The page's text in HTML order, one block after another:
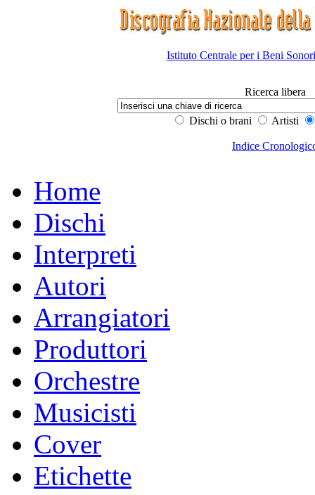
Istituto Centrale per i Beni
Ricerca libera
Dischi o brani Artisti
Indice
Home
Dischi
Interpreti
Autori
Arrangiatori
Produttori
Orchestre
Musicisti
Cover
Etichette